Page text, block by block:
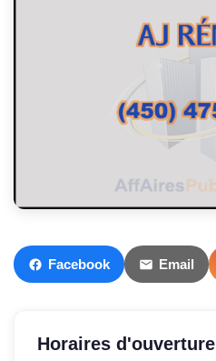
Facebook Email
Horaires d'ouverture